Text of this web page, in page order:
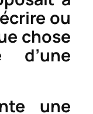
ou
chose
une